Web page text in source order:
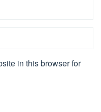
in this browser for